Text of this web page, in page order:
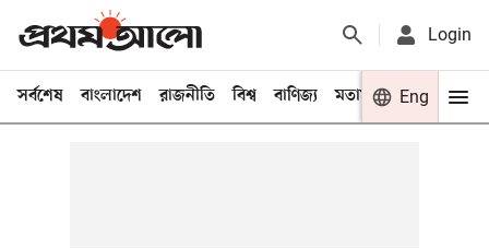
Login
সর্বশেষ বাংলাদেশ রাজনীতি বিশ্ব বাণিজ্য মতামত খেলা
Eng